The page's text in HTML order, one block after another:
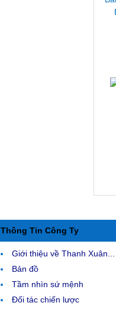
Thông Tin Công Ty
Giới thiệu về Thanh Xuân...
Bản đồ
Tầm nhìn sứ mệnh
Đối tác chiến lược